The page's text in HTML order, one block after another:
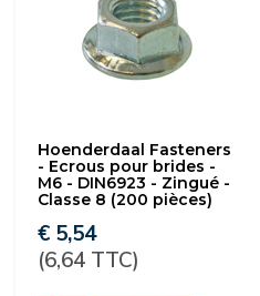
Hoenderdaal Fasteners
- Ecrous pour brides -
M6 - DIN6923 - Zingué -
Classe 8 (200 pièces)
€ 5,54
(6,64 TTC)